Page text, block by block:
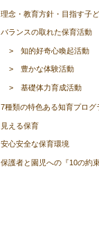
理念・教育方針・目指す子
バランスの取れた保育活動
7種類の特色ある知育プログ
> 知的好奇心喚起活動
> 豊かな体験活動
> 基礎体力育成活動
見える保育
安心安全な保育環境
保護者と園児への『10の約束